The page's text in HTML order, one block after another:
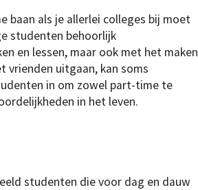
baan als je allerlei colleges bij moet
studenten behoorlijk
en lessen, maar ook met het maken
vrienden uitgaan, kan soms
in om zowel part-time te
in het leven.
studenten die voor dag en dauw